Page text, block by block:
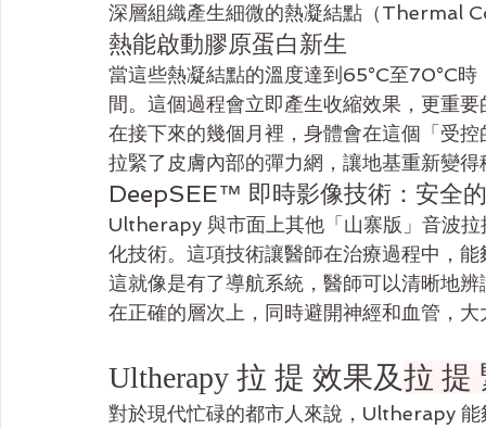
深層組織產生細微的熱凝結點（Thermal
熱能啟動膠原蛋白新生
當這些熱凝結點的溫度達到65°C至70°C
間。這個過程會立即產生收縮效果，更重
在接下來的幾個月裡，身體會在這個「受
拉緊了皮膚內部的彈力網，讓地基重新變
DeepSEE™ 即時影像技術：安全
Ultherapy 與市面上其他「山寨版」音波
化技術。這項技術讓醫師在治療過程中，
這就像是有了導航系統，醫師可以清晰地
在正確的層次上，同時避開神經和血管，
Ultherapy 拉 提 效果及拉 提
對於現代忙碌的都市人來說，Ultherapy